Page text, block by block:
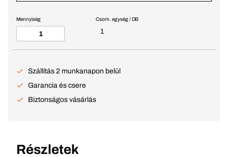
Csom. egység / DB
1
Mennyiség
Szállítás 2 munkanapon belül
Garancia és csere
Biztonságos vásárlás
Részletek